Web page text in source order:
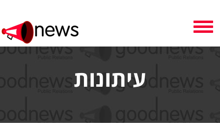
Toggle
navigation
עיתונות